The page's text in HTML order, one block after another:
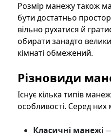
Розмір манежу також
бути достатньо
вільно рухатися й
обирати занадто
кімнаті обмежений.
Різновиди
Існує кілька типів
особливості. Серед них
Класичні манежі